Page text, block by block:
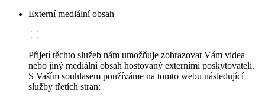
Externí mediální obsah
Přijetí těchto služeb nám umožňuje zobrazovat Vám videa
nebo jiný mediální obsah hostovaný externími poskytovateli.
S Vaším souhlasem používáme na tomto webu následující
služby třetích stran: